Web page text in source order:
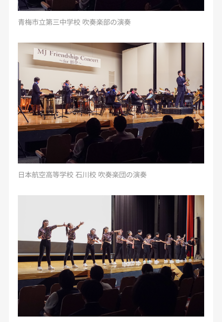
青梅市立第三中学校 吹奏楽部の演奏
日本航空高等学校 石川校 吹奏楽団の演奏